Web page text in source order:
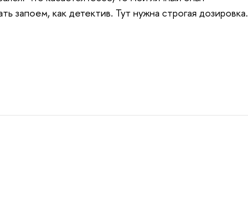
запоем, как детектив. Тут нужна строгая дозировка.